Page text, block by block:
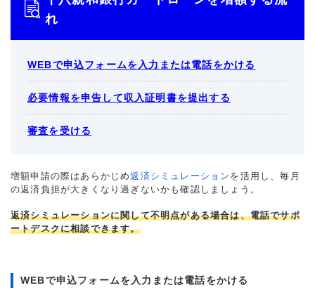
れ
WEBで申込フォームを入力または電話をかける
必要情報を申告して収入証明書を提出する
審査を受ける
増額申請の際はあらかじめ返済シミュレーション を活用し、毎月
の返済負担が大きくなり過ぎないかも確認しましょう。
返済シミュレーションに関して不明点がある場合は、電話でサポ
ートデスクに相談できます。
WEBで申込フォームを入力または電話をかける